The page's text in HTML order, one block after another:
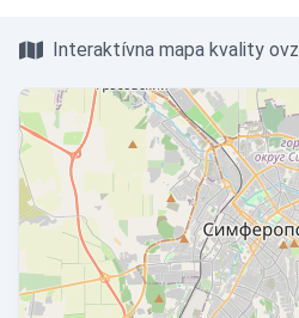
Interaktívna mapa kvality